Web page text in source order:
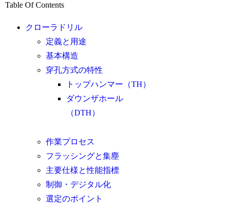
Table Of Contents
クローラドリル
定義と用途
基本構造
穿孔方式の特性
トップハンマー（TH）
ダウンザホール
（DTH）
作業プロセス
フラッシングと集塵
主要仕様と性能指標
制御・デジタル化
選定のポイント